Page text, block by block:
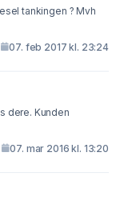
tankingen ? Mvh
07. feb 2017 kl. 23:24
07. mar 2016 kl. 13:20